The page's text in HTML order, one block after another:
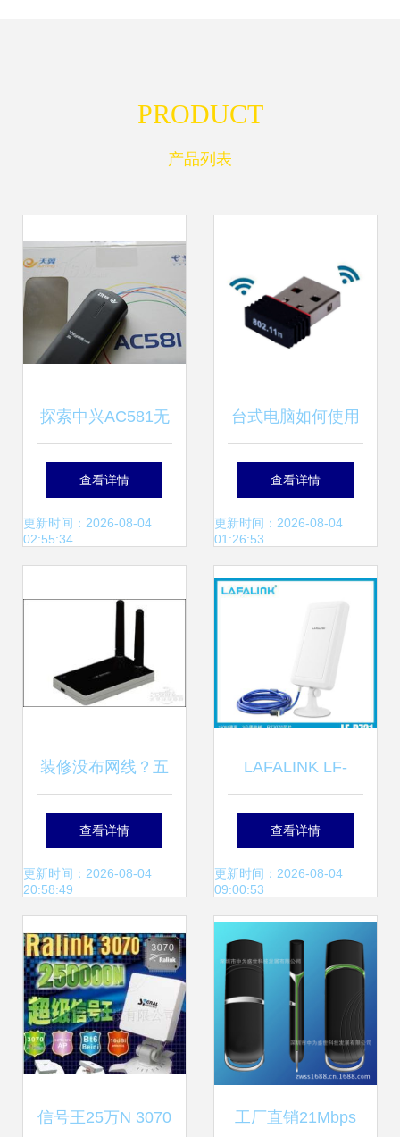
PRODUCT
产品列表
探索中兴AC581无
线上网卡 产品图片
与素材深度展示
查看详情
更新时间：2026-08-04
02:55:34
台式电脑如何使用
无线上网 无线网卡
指南
查看详情
更新时间：2026-08-04
01:26:53
装修没布网线？五
款热销11n无线网
卡助您快速解决问
题
查看详情
更新时间：2026-08-04
20:58:49
LAFALINK LF-
D721 室外大功率
USB无线网卡 价
格、功能与厂家解
析
查看详情
更新时间：2026-08-04
09:00:53
信号王25万N 3070 工厂直销21Mbps